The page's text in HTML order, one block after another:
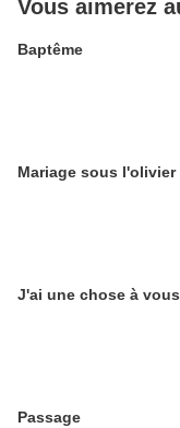
Vous aimerez
Baptême
Mariage sous l'olivier
J'ai une chose à
Passage